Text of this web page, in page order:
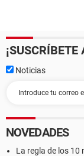
Noticias
NOVEDADES
La regla de los 10